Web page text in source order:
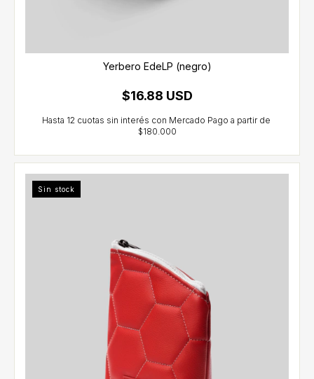
Yerbero EdeLP (negro)
$16.88 USD
Sin stock